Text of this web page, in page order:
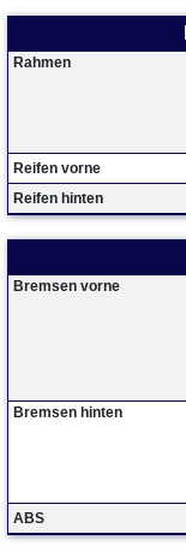
Rahmen
Reifen vorne
Reifen hinten
Bremsen vorne
Bremsen hinten
ABS